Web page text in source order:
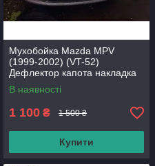
Мухобойка Mazda MPV
(1999-2002) (VT-52)
Дефлектор капота накладка
В наявності
1 100 ₴ 1 500 ₴
Купити